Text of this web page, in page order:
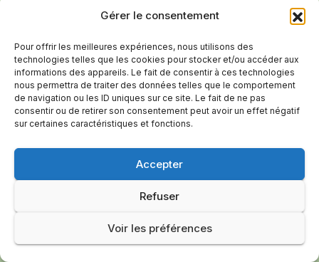
Gérer le consentement
Pour offrir les meilleures expériences, nous utilisons des
technologies telles que les cookies pour stocker et/ou accéder aux
informations des appareils. Le fait de consentir à ces technologies
nous permettra de traiter des données telles que le comportement
de navigation ou les ID uniques sur ce site. Le fait de ne pas
consentir ou de retirer son consentement peut avoir un effet négatif
sur certaines caractéristiques et fonctions.
Accepter
Refuser
Voir les préférences
de Pertuis
Voir le programme